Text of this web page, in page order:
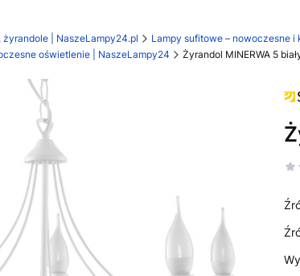
| NaszeLampy24.pl
Lampy sufitowe – nowoczesne
oświetlenie | NaszeLampy24
Żyrandol MINERWA 5